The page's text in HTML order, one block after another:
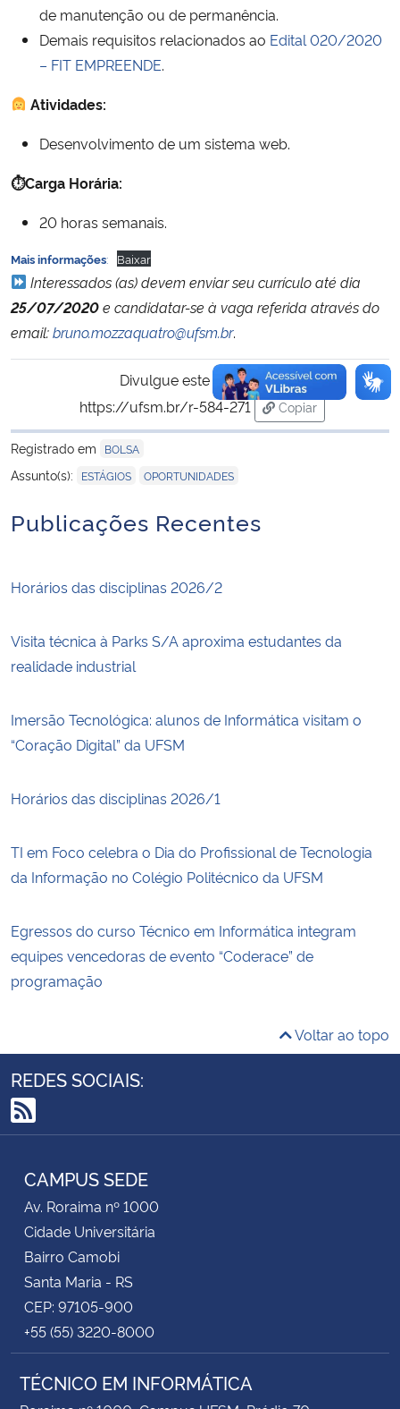
Banco Central do Brasil
de manutenção ou de permanência.
Demais requisitos relacionados ao Edital 020/2020
– FIT EMPREENDE.
Atividades:
Desenvolvimento de um sistema web.
⏱Carga Horária:
20 horas semanais.
Mais informações: Baixar
Interessados (as) devem enviar seu currículo até dia
25/07/2020e candidatar-se à vaga referida através do
email:bruno.mozzaquatro@ufsm.br.
Divulgue este conteúdo:
https://ufsm.br/r-584-271
Copiar
para área de
Registrado em
BOLSA
Assunto(s): ESTÁGIOS OPORTUNIDADES
Publicações Recentes
Horários das disciplinas 2026/2
Visita técnica à Parks S/A aproxima estudantes da
realidade industrial
Imersão Tecnológica: alunos de Informática visitam o
“Coração Digital” da UFSM
Horários das disciplinas 2026/1
TI em Foco celebra o Dia do Profissional de Tecnologia
da Informação no Colégio Politécnico da UFSM
Egressos do curso Técnico em Informática integram
equipes vencedoras de evento “Coderace” de
programação
Voltar ao topo
REDES SOCIAIS:
RSS
CAMPUS SEDE
Av. Roraima nº 1000
Cidade Universitária
Bairro Camobi
Santa Maria - RS
CEP: 97105-900
+55 (55) 3220-8000
TÉCNICO EM INFORMÁTICA